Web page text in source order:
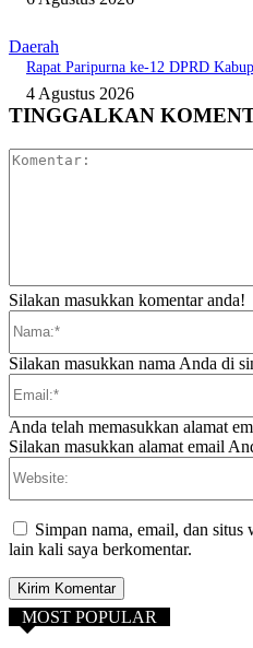
Daerah
Rapat Paripurna ke-12 DPRD
4 Agustus 2026
TINGGALKAN
Silakan masukkan komentar anda!
Silakan masukkan nama Anda di
Anda telah memasukkan alamat
Silakan masukkan alamat email
Simpan nama, email, dan
lain kali saya berkomentar.
MOST POPULAR